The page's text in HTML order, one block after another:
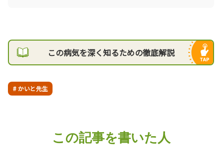
この病気を深く知るための徹底解説
# かいと先生
この記事を書いた人